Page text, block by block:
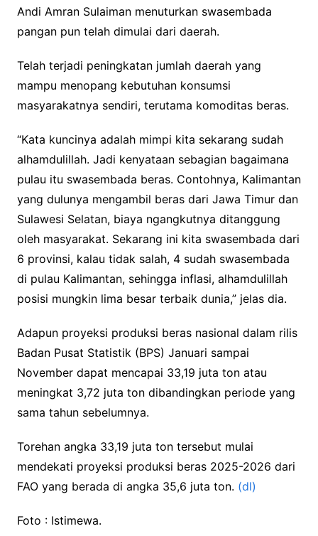
Andi Amran Sulaiman menuturkan swasembada
pangan pun telah dimulai dari daerah.
Telah terjadi peningkatan jumlah daerah yang
mampu menopang kebutuhan konsumsi
masyarakatnya sendiri, terutama komoditas beras.
“Kata kuncinya adalah mimpi kita sekarang sudah
alhamdulillah. Jadi kenyataan sebagian bagaimana
pulau itu swasembada beras. Contohnya, Kalimantan
yang dulunya mengambil beras dari Jawa Timur dan
Sulawesi Selatan, biaya ngangkutnya ditanggung
oleh masyarakat. Sekarang ini kita swasembada dari
6 provinsi, kalau tidak salah, 4 sudah swasembada
di pulau Kalimantan, sehingga inflasi, alhamdulillah
posisi mungkin lima besar terbaik dunia,” jelas dia.
Adapun proyeksi produksi beras nasional dalam rilis
Badan Pusat Statistik (BPS) Januari sampai
November dapat mencapai 33,19 juta ton atau
meningkat 3,72 juta ton dibandingkan periode yang
sama tahun sebelumnya.
Torehan angka 33,19 juta ton tersebut mulai
mendekati proyeksi produksi beras 2025-2026 dari
FAO yang berada di angka 35,6 juta ton. (dl)
Foto : Istimewa.